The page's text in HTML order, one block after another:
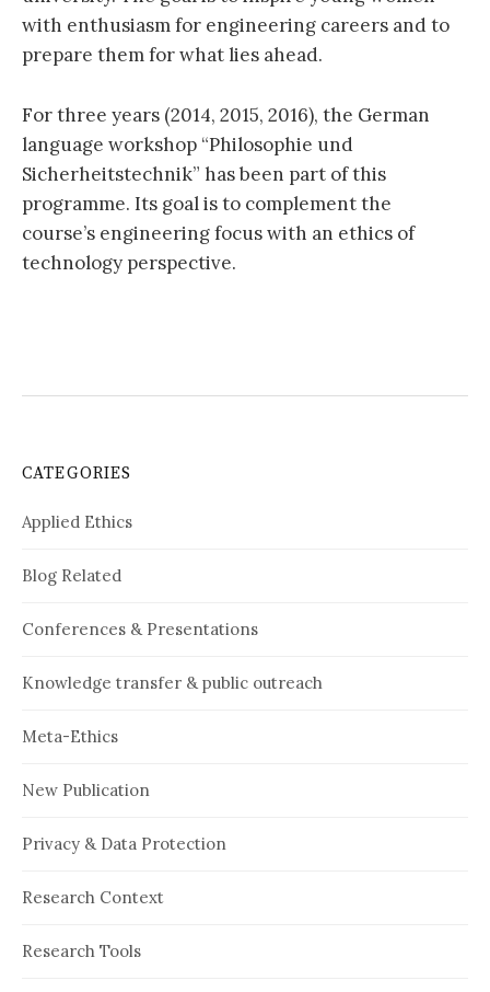
with enthusiasm for engineering careers and to
prepare them for what lies ahead.
For three years (2014, 2015, 2016), the German
language workshop “Philosophie und
Sicherheitstechnik” has been part of this
programme. Its goal is to complement the
course’s engineering focus with an ethics of
technology perspective.
CATEGORIES
Applied Ethics
Blog Related
Conferences & Presentations
Knowledge transfer & public outreach
Meta-Ethics
New Publication
Privacy & Data Protection
Research Context
Research Tools